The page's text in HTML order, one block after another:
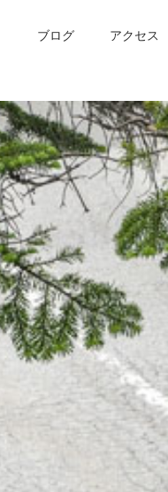
ブログ アクセス